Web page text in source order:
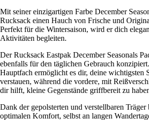
Mit seiner einzigartigen Farbe December
Rucksack einen Hauch von Frische und
Perfekt für die Wintersaison, wird er dich
Aktivitäten begleiten.
Der Rucksack Eastpak December Seasonals
ebenfalls für den täglichen Gebrauch
Hauptfach ermöglicht es dir, deine wichtigsten
verstauen, während die vordere, mit
dir hilft, kleine Gegenstände griffbereit zu
Dank der gepolsterten und verstellbaren Träger
optimalen Komfort, selbst an langen